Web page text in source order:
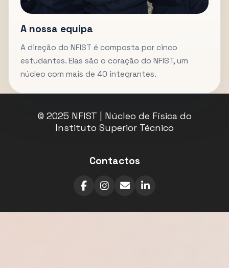
A nossa equipa
A direção do NFIST é composta por cinco
estudantes. Elas são o coração do NFIST, um
núcleo com mais de 40 integrantes.
© 2025 NFIST | Núcleo de Física do
Instituto Superior Técnico
Contactos